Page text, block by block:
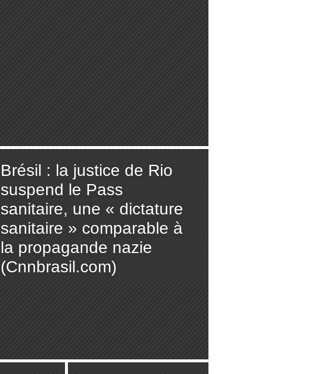
Brésil : la justice de Rio
suspend le Pass
sanitaire, une « dictature
sanitaire » comparable à
la propagande nazie
(Cnnbrasil.com)